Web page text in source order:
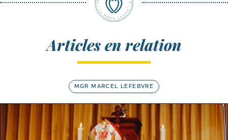
Articles en relation
MGR MARCEL LEFEBVRE